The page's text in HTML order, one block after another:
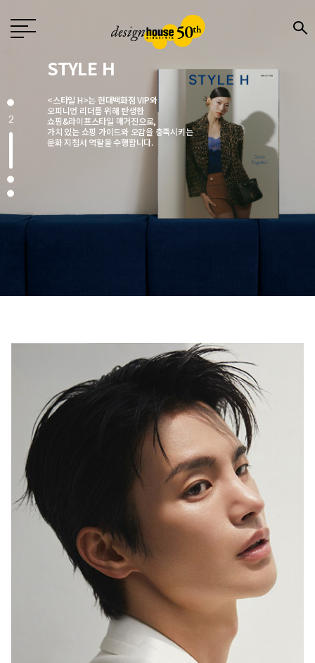
Design
월간 〈디자인〉은 1976년 창간한
국내 유일의 디자인 전문지로
전문 디자이너와 기업,
크리에이터에게 영감을 주는 매거진입니다.
매월 디자인, 문화, 예술, 건축 분야에서
주목해야 할 이슈를 엄선해
행복이 가득한 집
1987년 창간한 <행복이 가득한 집>은
‘생활을 디자인하면 행복이 더 커진다’는
캐치프레이즈 아래
국내외 대표 디자이너ㆍ작가ㆍ브랜드와 협업,
집을 매개로 한 ‘프리미엄 라이프스타일’을 선보이고 있습니다.
LUXURY